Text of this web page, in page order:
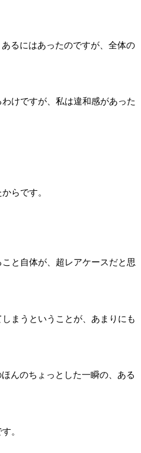
るにはあったのですが、全体の
けですが、私は違和感があった
らです。
と自体が、超レアケースだと思
まうということが、あまりにも
んのちょっとした一瞬の、ある
。